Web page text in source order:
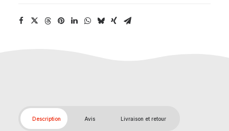
Description Avis Livraison et retour